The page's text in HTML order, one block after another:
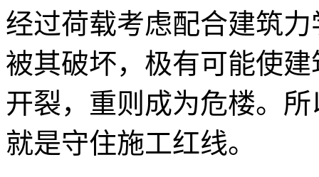
经过荷载考虑配合建筑
被其破坏，极有可能使
开裂，重则成为危楼。
就是守住施工红线。